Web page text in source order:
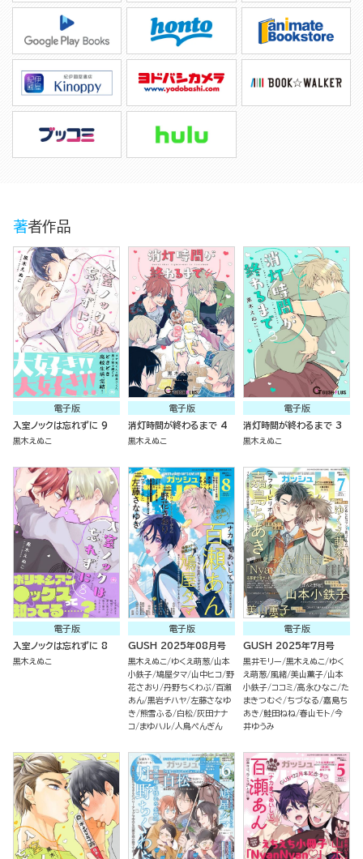
著者作品
電子版
入室ノックは忘れずに 9
黒木えぬこ
電子版
消灯時間が終わるまで 4
黒木えぬこ
電子版
消灯時間が終わるまで 3
黒木えぬこ
電子版
入室ノックは忘れずに 8
黒木えぬこ
電子版
GUSH 2025年08月号
黒木えぬこ ゆくえ萌葱 山本
小鉄子 鳩屋タマ 山中ヒコ 野
花さおり
丹野ちくわぶ 百瀬
あん 黒岩チハヤ 左藤さなゆ
き 熊雪ふる 白松 灰田ナナ
コ
まゆハル 人鳥ぺんぎん
電子版
GUSH 2025年7月号
黒井モリー 黒木えぬこ
ゆく
え萌葱 風緒 美山薫子 山本
小鉄子 ココミ 高永ひなこ た
まきつむぐ
ちづなる 嘉島ち
あき 鮭田ねね 春山モト 今
井ゆうみ